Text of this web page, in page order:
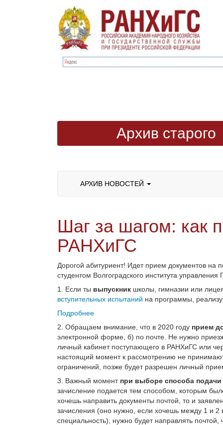
Архив старого
АРХИВ НОВОСТЕЙ
Шаг за шагом: как
РАНХиГС
Дорогой абитуриент! Идет прием документов на
студентом Волгоградского института
1. Если ты выпускник школы, гимназии или
вступительных испытаний на программы,
Подробнее
2. Обращаем внимание, что в 2020 году прием
электронной форме, б) по почте. Не нужно
личный кабинет поступающего в РАНХиГС или
настоящий момент к рассмотрению не
ограничений, позже будет разрешен личный
3. Важный момент при выборе способа подачи
зачисление подается тем способом, которым
хочешь направить документы почтой, то и
зачисления (оно нужно, если хочешь между 1 и 2
специальность), нужно будет направлять